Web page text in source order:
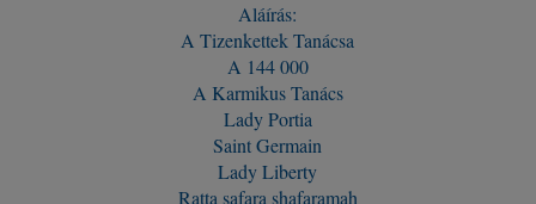
Aláírás:
A Tizenkettek Tanácsa
A 144 000
A Karmikus Tanács
Lady Portia
Saint Germain
Lady Liberty
Ratta safara shafaramah